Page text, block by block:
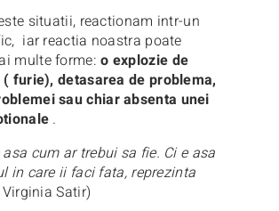
situatii, reactionam intr-un
iar reactia noastra poate
multe forme:o explozie de
furie), detasarea de problema,
sau chiar absenta unei
.
cum ar trebui sa fie. Ci e asa
in care ii faci fata, reprezinta
Satir)